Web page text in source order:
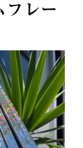
フレー